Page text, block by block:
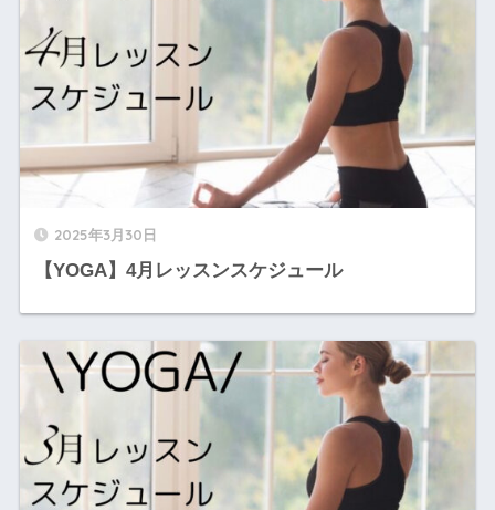
2025年3月30日
【YOGA】4月レッスンスケジュール